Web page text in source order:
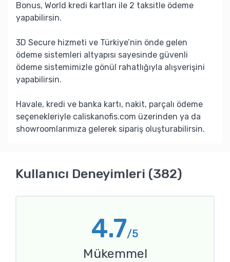
Bonus, World kredi kartları ile 2 taksitle ödeme
yapabilirsin.
3D Secure hizmeti ve Türkiye’nin önde gelen
ödeme sistemleri altyapısı sayesinde güvenli
ödeme sistemimizle gönül rahatlığıyla alışverişini
yapabilirsin.
Havale, kredi ve banka kartı, nakit, parçalı ödeme
seçenekleriyle caliskanofis.com üzerinden ya da
showroomlarımıza gelerek sipariş oluşturabilirsin.
Kullanıcı Deneyimleri (382)
4.7/5
Mükemmel